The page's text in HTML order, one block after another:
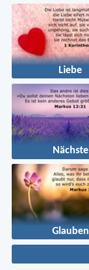
Liebe
Nächste
Glauben